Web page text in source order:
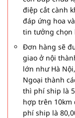
điệp cắt cành
đáp ứng hoa
tin tưởng chọn
Đơn hàng sẽ
giao ở nội
lớn như Hà
Ngoại thành
thì phí ship là
hợp trên 10km
phí ship là